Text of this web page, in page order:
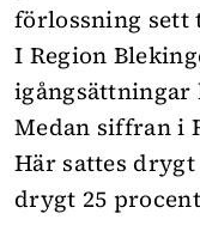
förlossning sett
I Region
igångsättningar
Medan siffran i
Här sattes
drygt 25